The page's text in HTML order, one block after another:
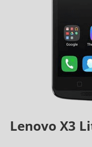
Lenovo X3